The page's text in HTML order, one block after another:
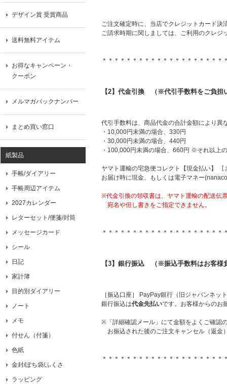
デザイン賞 受賞商品
送料無料アイテム
お得なキャンペーン・
クーポン
メルマガバックナンバー
まとめ買い窓口
紙製品
手帳/ダイアリー
手帳周辺アイテム
2027カレンダー
レターセット/便箋/封筒
メッセージカード
シール
日記
家計簿
目的別ダイアリー
ノート
メモ
付せん（付箋）
色紙
金封/ぽち袋/ふくさ
ラッピング
ご注文確定時に、当店でクレジットカード決
ご請求時期に関しましては、ご利用のクレジ
＊＊＊＊＊＊＊＊＊＊＊＊＊＊＊＊＊＊＊＊
【2】代金引換 （※代引手数料をご負担
代引手数料は、商品代金の合計金額により異
・10,000円未満の場合、330円
・30,000円未満の場合、440円
・100,000円未満の場合、660円 ※それ以上
ヤマト運輸の宅急便コレクト【現金払い】
お届け時に現金、もしくは電子マネー
※代金引換の領収書は、ヤマト運輸の配送伝
宛名や但し書きをご指定できません。
＊＊＊＊＊＊＊＊＊＊＊＊＊＊＊＊＊＊＊＊
【3】銀行振込 （※振込手数料はお客様
［振込口座］ PayPay銀行（旧ジャパン
銀行振込は代金先払いです。お客様からのお
※「詳細確認メール」にて金額をよくご確認
お振込された後のご注文キャンセル（返金
＊＊＊＊＊＊＊＊＊＊＊＊＊＊＊＊＊＊＊＊